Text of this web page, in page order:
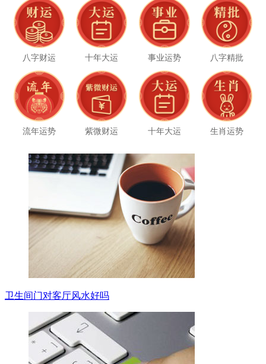
八字财运 十年大运 事业运势 八字精批
流年运势 紫微财运 十年大运 生肖运势
卫生间门对客厅风水好吗